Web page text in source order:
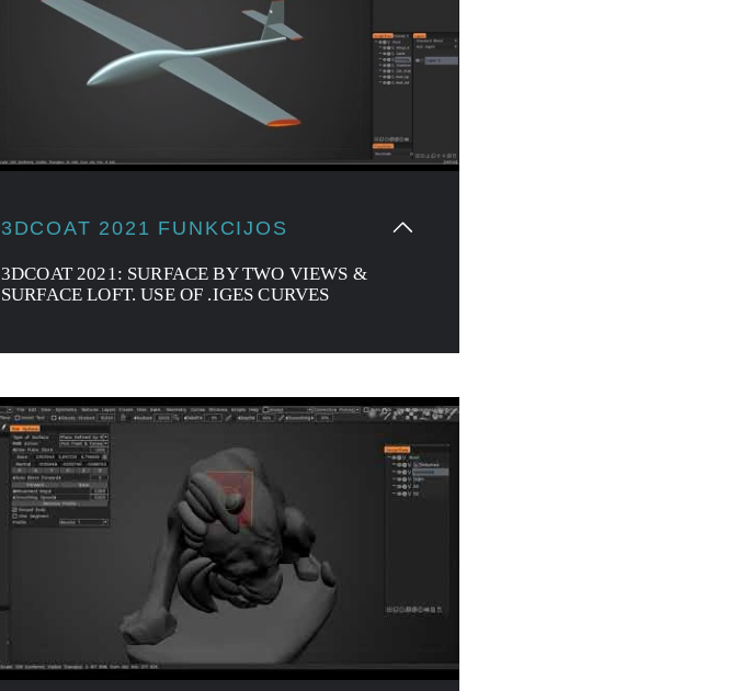
3DCOAT 2021 FUNKCIJOS
3DCOAT 2021: SURFACE BY TWO VIEWS &
SURFACE LOFT. USE OF .IGES CURVES